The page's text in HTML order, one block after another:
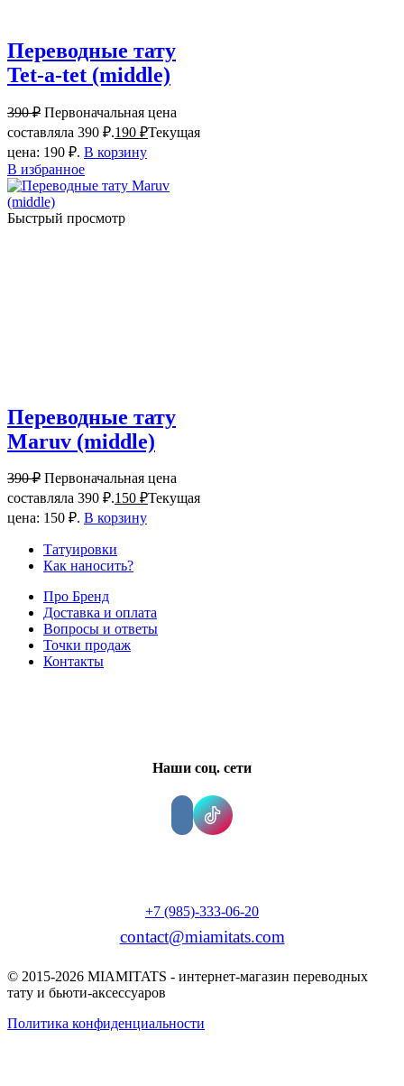
Переводные тату
Tet-a-tet (middle)
390₽ Первоначальная цена
составляла 390 ₽.190 ₽Текущая
цена: 190 ₽. В корзину
В избранное
Быстрый просмотр
Переводные тату
Maruv (middle)
390₽ Первоначальная цена
составляла 390 ₽.150 ₽Текущая
цена: 150 ₽. В корзину
Татуировки
Как наносить?
Про Бренд
Доставка и оплата
Вопросы и ответы
Точки продаж
Контакты
Наши соц. сети
+7 (985)-333-06-20
contact@miamitats.com
© 2015-2026 MIAMITATS - интернет-магазин переводных
тату и бьюти-аксессуаров
Политика конфиденциальности